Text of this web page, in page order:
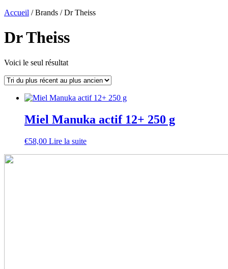
Accueil / Brands / Dr Theiss
Dr Theiss
Voici le seul résultat
Miel Manuka actif 12+ 250 g
€58,00 Lire la suite